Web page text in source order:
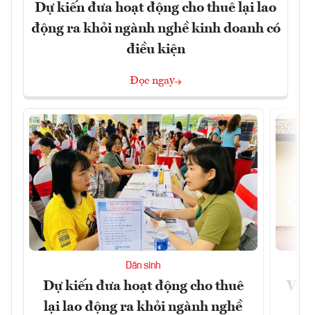
Dự kiến đưa hoạt động cho thuê lại lao
động ra khỏi ngành nghề kinh doanh có
điều kiện
Đọc ngay
Dân sinh
Dự kiến đưa hoạt động cho thuê
lại lao động ra khỏi ngành nghề